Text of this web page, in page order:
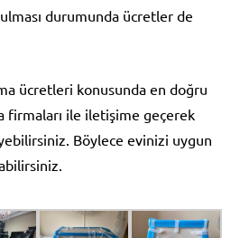
durumunda ücretler de
ücretleri konusunda en doğru
firmaları ile iletişime geçerek
Böylece evinizi uygun